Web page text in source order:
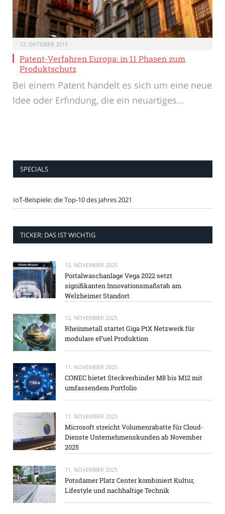
12. OKTOBER 2015
Patent-Verfahren Europa: in 11 Phasen zum
Produktschutz
Bei einem Patent handelt es sich um eine neue
Idee oder Erfindung, die ein neuartiges…
SPECIALS
IoT-Beispiele: die Top-10 des Jahres 2021
TICKER: DAS IST WICHTIG
12. NOVEMBER 2025
Portalwaschanlage Vega 2022 setzt
signifikanten Innovationsmaßstab am
Welzheimer Standort
12. NOVEMBER 2025
Rheinmetall startet Giga PtX Netzwerk für
modulare eFuel Produktion
11. NOVEMBER 2025
CONEC bietet Steckverbinder M8 bis M12 mit
umfassendem Portfolio
11. NOVEMBER 2025
Microsoft streicht Volumenrabatte für Cloud-
Dienste Unternehmenskunden ab November
2025
11. NOVEMBER 2025
Potsdamer Platz Center kombiniert Kultur,
Lifestyle und nachhaltige Technik